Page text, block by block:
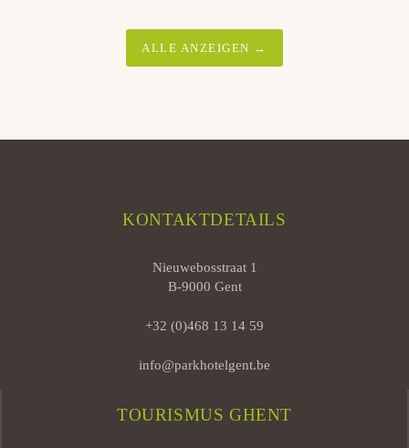
ALLE ANZEIGEN →
KONTAKTDETAILS
Nieuwebosstraat 1
B-9000 Gent
+32 (0)468 13 14 59
info@parkhotelgent.be
TOURISMUS GHENT